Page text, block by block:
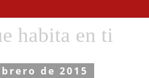
habita en ti
de 2015